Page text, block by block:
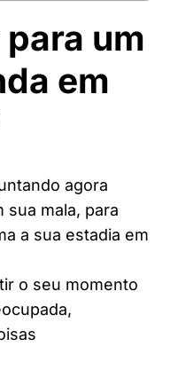
um
em
agora
sua mala, para
a sua estadia em
o seu momento